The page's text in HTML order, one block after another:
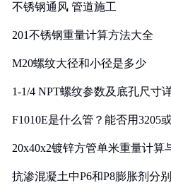
不锈钢通风 管道施工
201不锈钢重量计算方法大全
M20螺纹大径和小径是多少
1-1/4 NPT螺纹参数及底孔尺寸
F1010E是什么管？能否用3205
20x40x2镀锌方管单米重量计算
抗渗混凝土中P6和P8膨胀剂分